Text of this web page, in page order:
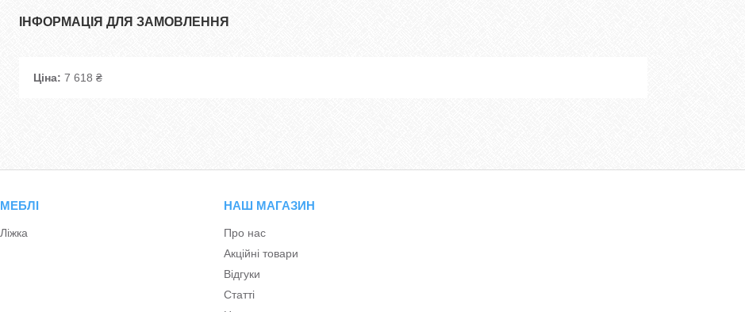
ІНФОРМАЦІЯ ДЛЯ ЗАМОВЛЕННЯ
Ціна: 7 618 ₴
МЕБЛІ
Ліжка
НАШ МАГАЗИН
Про нас
Акційні товари
Відгуки
Статті